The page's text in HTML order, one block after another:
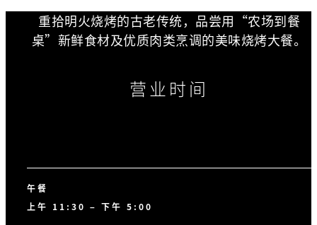
重拾明火烧烤的古老传统，品尝用“农场到餐
桌”新鲜食材及优质肉类烹调的美味烧烤大餐。
营业时间
午餐
上午 11:30 – 下午 5:00